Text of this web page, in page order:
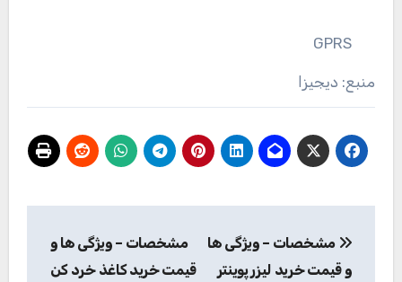
GPRS
منبع: دیجیزا
نوشته
مشخصات – ویژگی ها
و قیمت خرید لیزر پوینتر
مشخصات – ویژگی ها و
قیمت خرید کاغذ خرد کن